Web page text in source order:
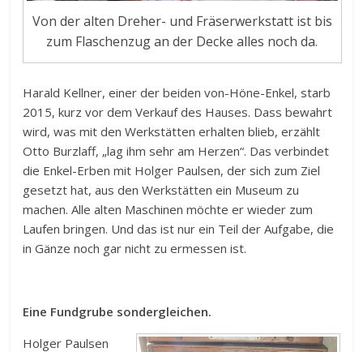
Von der alten Dreher- und Fräserwerkstatt ist bis
zum Flaschenzug an der Decke alles noch da.
Harald Kellner, einer der beiden von-Höne-Enkel, starb
2015, kurz vor dem Verkauf des Hauses. Dass bewahrt
wird, was mit den Werkstätten erhalten blieb, erzählt
Otto Burzlaff, „lag ihm sehr am Herzen“. Das verbindet
die Enkel-Erben mit Holger Paulsen, der sich zum Ziel
gesetzt hat, aus den Werkstätten ein Museum zu
machen. Alle alten Maschinen möchte er wieder zum
Laufen bringen. Und das ist nur ein Teil der Aufgabe, die
in Gänze noch gar nicht zu ermessen ist.
Eine Fundgrube sondergleichen.
Holger Paulsen